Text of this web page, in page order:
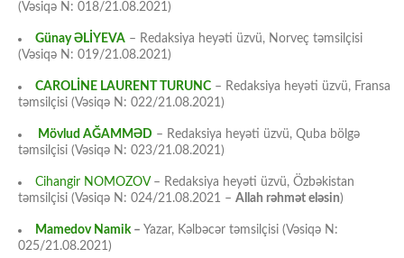
(Vəsiqə N: 018/21.08.2021)
Günay ƏLİYEVA – Redaksiya heyəti üzvü, Norveç təmsilçisi
(Vəsiqə N: 019/21.08.2021)
CAROLİNE LAURENT TURUNC – Redaksiya heyəti üzvü, Fransa
təmsilçisi (Vəsiqə N: 022/21.08.2021)
Mövlud AĞAMMƏD – Redaksiya heyəti üzvü, Quba bölgə
təmsilçisi (Vəsiqə N: 023/21.08.2021)
Cihangir NOMOZOV– Redaksiya heyəti üzvü, Özbəkistan
təmsilçisi (Vəsiqə N: 024/21.08.2021 – Allah rəhmət eləsin)
Mamedov Namik– Yazar, Kəlbəcər təmsilçisi (Vəsiqə N:
025/21.08.2021)